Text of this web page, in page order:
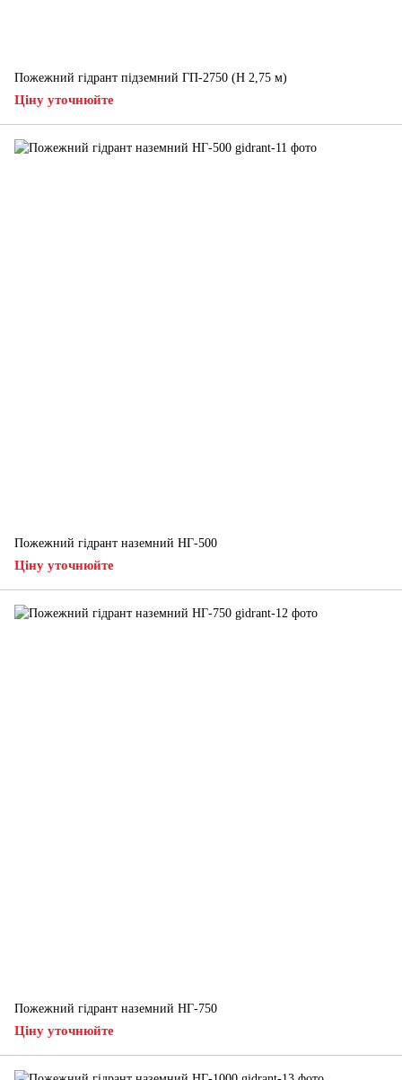
Пожежний гідрант підземний ГП-2750 (H 2,75 м)
Ціну уточнюйте
Пожежний гідрант наземний НГ-500
Ціну уточнюйте
Пожежний гідрант наземний НГ-750
Ціну уточнюйте